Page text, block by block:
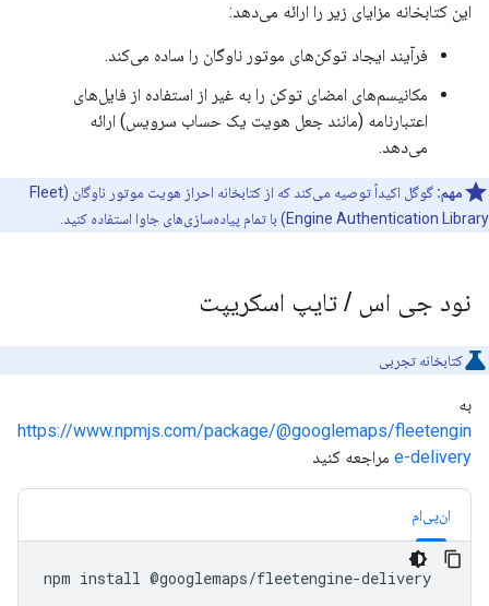
این کتابخانه مزایای زیر را ارائه می‌دهد:
فرآیند ایجاد توکن‌های موتور ناوگان را ساده می‌کند.
مکانیسم‌های امضای توکن را به غیر از استفاده از فایل‌های
اعتبارنامه (مانند جعل هویت یک حساب سرویس) ارائه
می‌دهد.
مهم:
گوگل اکیداً توصیه می‌کند که از کتابخانه احراز هویت موتور ناوگان (Fleet
Engine Authentication Library) با تمام پیاده‌سازی‌های جاوا استفاده کنید.
نود جی اس / تایپ اسکریپت
کتابخانه تجربی
به
https://www.npmjs.com/package/@googlemaps/fleetengin
e-delivery مراجعه کنید
ان‌پی‌ام
npm install